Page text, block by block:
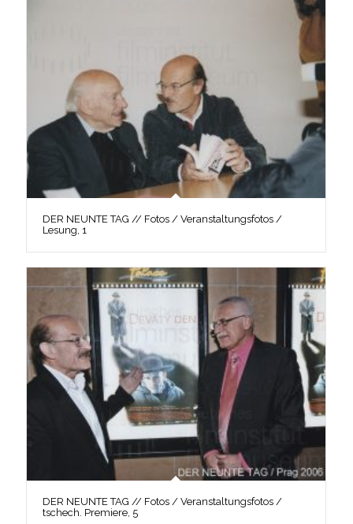
DER NEUNTE TAG // Fotos / Veranstaltungsfotos /
Lesung, 1
DER NEUNTE TAG // Fotos / Veranstaltungsfotos /
tschech. Premiere, 5